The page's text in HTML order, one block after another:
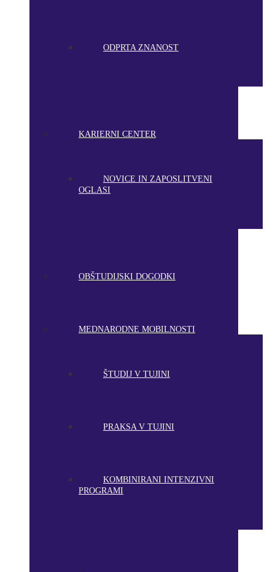
ODPRTA ZNANOST
KARIERNI CENTER
NOVICE IN ZAPOSLITVENI
OGLASI
OBŠTUDIJSKI DOGODKI
MEDNARODNE MOBILNOSTI
ŠTUDIJ V TUJINI
PRAKSA V TUJINI
KOMBINIRANI INTENZIVNI
PROGRAMI